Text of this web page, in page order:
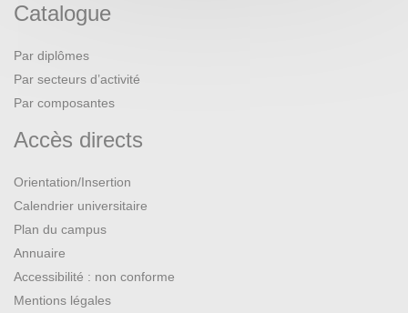
Catalogue
Par diplômes
Par secteurs d’activité
Par composantes
Accès directs
Orientation/Insertion
Calendrier universitaire
Plan du campus
Annuaire
Accessibilité : non conforme
Mentions légales